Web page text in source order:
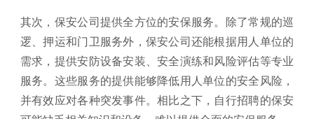
其次，保安公司提供全方位的安保服务。除了常规的巡
逻、押运和门卫服务外，保安公司还能根据用人单位的
需求，提供安防设备安装、安全演练和风险评估等专业
服务。这些服务的提供能够降低用人单位的安全风险，
并有效应对各种突发事件。相比之下，自行招聘的保安